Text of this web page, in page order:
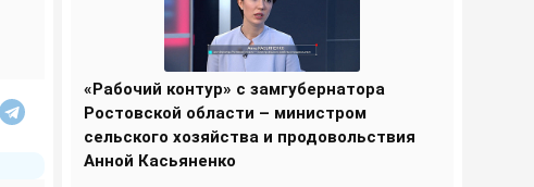
«Рабочий контур» с замгубернатора
Ростовской области – министром
сельского хозяйства и продовольствия
Анной Касьяненко